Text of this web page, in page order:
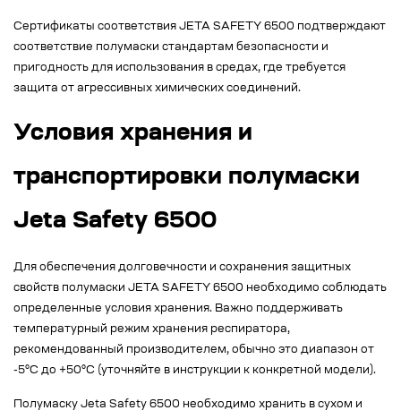
Сертификаты соответствия JETA SAFETY 6500 подтверждают
соответствие полумаски стандартам безопасности и
пригодность для использования в средах, где требуется
защита от агрессивных химических соединений.
Условия хранения и
транспортировки полумаски
Jeta Safety 6500
Для обеспечения долговечности и сохранения защитных
свойств полумаски JETA SAFETY 6500 необходимо соблюдать
определенные условия хранения. Важно поддерживать
температурный режим хранения респиратора,
рекомендованный производителем, обычно это диапазон от
-5°C до +50°C (уточняйте в инструкции к конкретной модели).
Полумаску Jeta Safety 6500 необходимо хранить в сухом и